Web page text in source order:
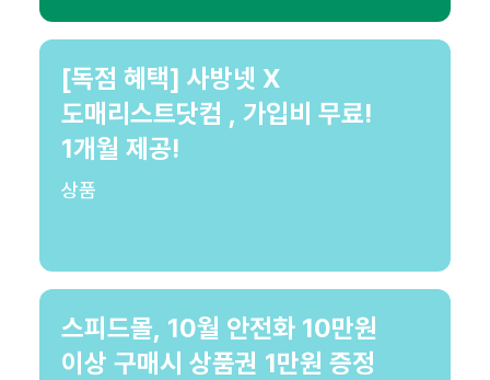
[독점 혜택] 사방넷 X
도매리스트닷컴 , 가입비 무료!
1개월 제공!
상품
스피드몰, 10월 안전화 10만원
이상 구매시 상품권 1만원 증정